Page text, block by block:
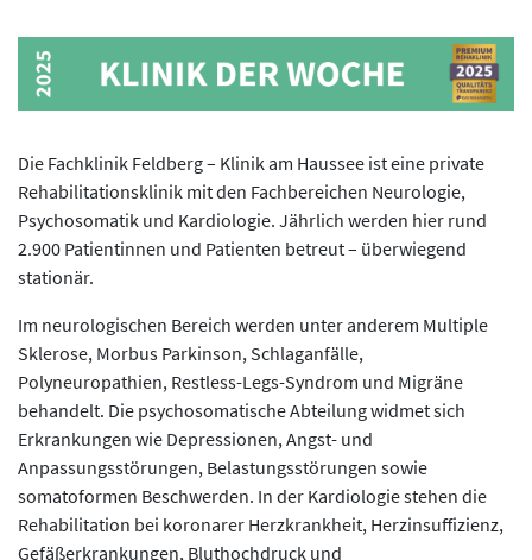
Die Fachklinik Feldberg – Klinik am Haussee ist eine private
Rehabilitationsklinik mit den Fachbereichen Neurologie,
Psychosomatik und Kardiologie. Jährlich werden hier rund
2.900 Patientinnen und Patienten betreut – überwiegend
stationär.
Im neurologischen Bereich werden unter anderem Multiple
Sklerose, Morbus Parkinson, Schlaganfälle,
Polyneuropathien, Restless-Legs-Syndrom und Migräne
behandelt. Die psychosomatische Abteilung widmet sich
Erkrankungen wie Depressionen, Angst- und
Anpassungsstörungen, Belastungsstörungen sowie
somatoformen Beschwerden. In der Kardiologie stehen die
Rehabilitation bei koronarer Herzkrankheit, Herzinsuffizienz,
Gefäßerkrankungen, Bluthochdruck und